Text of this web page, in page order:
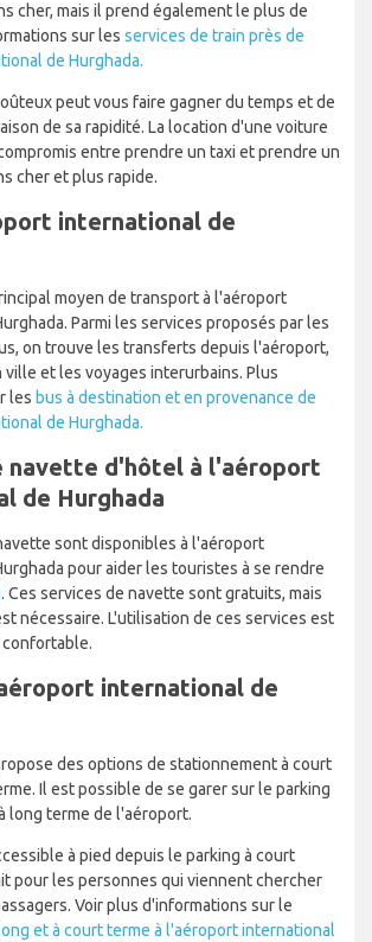
cher, mais il prend également le plus de
sur les services de train près de
de Hurghada.
peut vous faire gagner du temps et de
de sa rapidité. La location d'une voiture
entre prendre un taxi et prendre un
cher et plus rapide.
international de
moyen de transport à l'aéroport
Parmi les services proposés par les
on trouve les transferts depuis l'aéroport,
ville et les voyages interurbains. Plus
les bus à destination et en provenance de
de Hurghada.
navette d'hôtel à l'aéroport
de Hurghada
sont disponibles à l'aéroport
pour aider les touristes à se rendre
. Ces services de navette sont gratuits, mais
nécessaire. L'utilisation de ces services est
international de
des options de stationnement à court
Il est possible de se garer sur le parking
long terme de l'aéroport.
à pied depuis le parking à court
pour les personnes qui viennent chercher
Voir plus d'informations sur le
et à court terme à l'aéroport international